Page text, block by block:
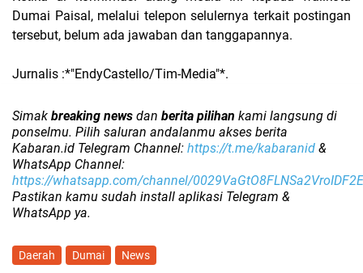
Dumai Paisal, melalui telepon selulernya terkait postingan
tersebut, belum ada jawaban dan tanggapannya.
Jurnalis :*"EndyCastello/Tim-Media"*.
Simak breaking news dan berita pilihan kami langsung di
ponselmu. Pilih saluran andalanmu akses berita
Kabaran.id Telegram Channel: https://t.me/kabaranid &
WhatsApp Channel:
https://whatsapp.com/channel/0029VaGtO8FLNSa2VroIDF2E
Pastikan kamu sudah install aplikasi Telegram &
WhatsApp ya.
Daerah Dumai News